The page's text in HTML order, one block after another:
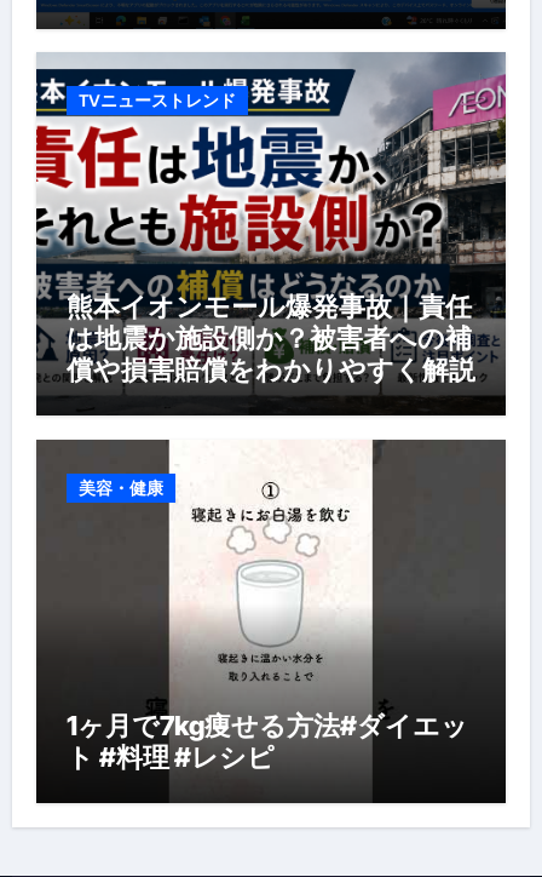
TVニューストレンド
熊本イオンモール爆発事故｜責任
は地震か施設側か？被害者への補
償や損害賠償をわかりやすく解説
美容・健康
1ヶ月で7kg痩せる方法#ダイエッ
ト #料理 #レシピ